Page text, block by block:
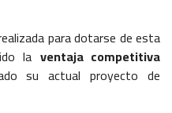
para dotarse de esta
la ventaja competitiva
su actual proyecto de